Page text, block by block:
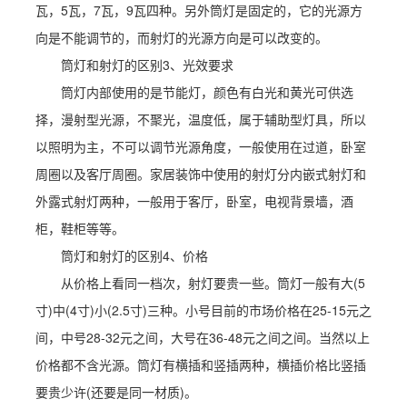
瓦，5瓦，7瓦，9瓦四种。另外筒灯是固定的，它的光源方
向是不能调节的，而射灯的光源方向是可以改变的。
筒灯和射灯的区别3、光效要求
筒灯内部使用的是节能灯，颜色有白光和黄光可供选
择，漫射型光源，不聚光，温度低，属于辅助型灯具，所以
以照明为主，不可以调节光源角度，一般使用在过道，卧室
周圈以及客厅周圈。家居装饰中使用的射灯分内嵌式射灯和
外露式射灯两种，一般用于客厅，卧室，电视背景墙，酒
柜，鞋柜等等。
筒灯和射灯的区别4、价格
从价格上看同一档次，射灯要贵一些。筒灯一般有大(5
寸)中(4寸)小(2.5寸)三种。小号目前的市场价格在25-15元之
间，中号28-32元之间，大号在36-48元之间之间。当然以上
价格都不含光源。筒灯有横插和竖插两种，横插价格比竖插
要贵少许(还要是同一材质)。